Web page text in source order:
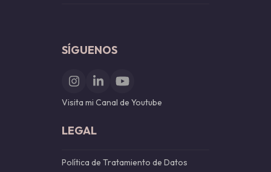
SÍGUENOS
Instagram
LinkedInYouTube
Visita mi Canal de Youtube
LEGAL
Política de Tratamiento de Datos